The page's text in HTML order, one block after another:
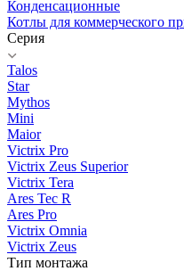
Конденсационные
Котлы для коммерческого
Серия
Talos
Star
Mythos
Mini
Maior
Victrix Pro
Victrix Zeus Superior
Victrix Tera
Ares Tec R
Ares Pro
Victrix Omnia
Victrix Zeus
Тип монтажа